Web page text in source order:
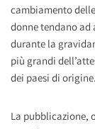
cambiamento
donne tendano
durante la
più grandi
dei paesi di origine.
La pubblicazione,